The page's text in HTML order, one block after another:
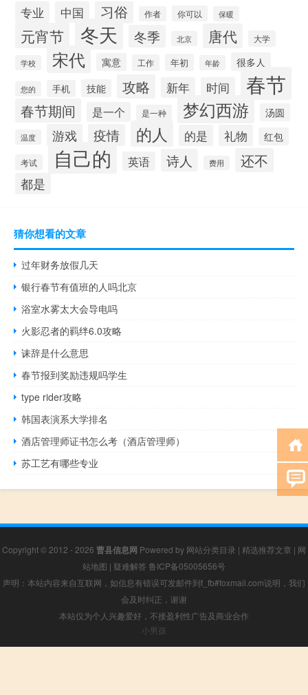
专业 中国 习俗 作者 你可以 保暖
元宵节 冬天 冬季 北京 唐代 大学
学校 宋代 寓意 工作 年初 年龄 很多人
您的 手机 技能 攻略 新年 时间 春节
春节期间 是一个 是一种 梦幻西游 汤圆
温度 游戏 疫情 的人 的是 礼物 红包
考试 自己的 英语 诗人 费用 还不
都是
猜你想看的文章
过年财务放假几天
银行春节有值班的人吗北京
浴室水雾太大会导电吗
火影忍者的羁绊6.0攻略
诔辞是什么意思
春节报到奖励违规吗学生
type rider攻略
韩国表演系大学排名
酒店管理师证书怎么考（酒店管理师）
苏工艺有哪些专业
Copyright © 2012 - 2026 曹县信息网 Powered by 网站分类目录 | 精选推荐文章 | 网
站地图 | 疑难解答 鲁ICP备05005656号
声明：本站内容来自互联网，如信息有错误可发邮件到f_fb#foxmail.com说明，我们
会及时纠正，谢谢
本站仅为个人兴趣爱好，不接盈利性广告及商业合作
小男孩